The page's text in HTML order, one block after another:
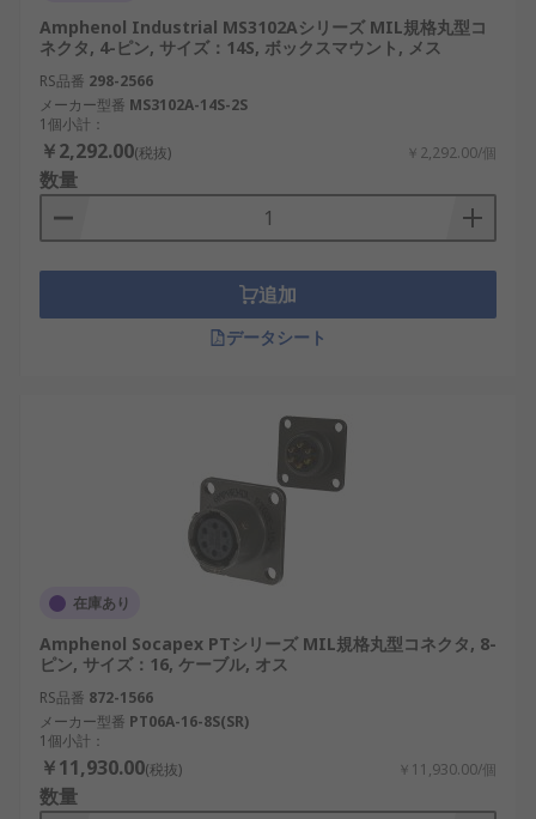
マイクロMIL規格丸型コネクタ
：小型化が求
められる用途向けで、ドローンや小型制御装
置などに適しています。
ミニ MIL規格丸型コネクタ
バランスが良く、自動車やFA機器向けに利用
されています。
バヨネットロック式コネクタ
脱可能な構造を持ち、保守性に優れていま
スレッドロック式コネクタ
い密閉性と安定性を提供。
MIL規格丸型コネクタの利点
MIL規格丸型コネクタは、高信頼性、耐環境性、柔
軟性など多くの利点を提供します。これらの特性に
より、日本の各産業分野で広く利用されています。
高い信頼性：過酷な環境下でも長期間の安定
動作が可能。例：再生可能エネルギー制御装
置の屋外設置、自動搬送車の接続系統
高い耐環境性
り、さまざまな現場に対応。例：日本の沿岸
部に設置された風力発電所、トンネル内設備
Amphenol Industrial MS3102Aシリーズ MIL規格丸型コ
ネクタ, 4-ピン, サイズ：14S, ボックスマウント, メス
RS品番 298-2566
メーカー型番 MS3102A-14S-2S
1個小計：
￥2,292.00(税抜) ￥2,292.00/個
数量
追加
データシート
在庫あり
Amphenol Socapex PTシリーズ MIL規格丸型コネクタ, 8-
ピン, サイズ：16, ケーブル, オス
RS品番 872-1566
メーカー型番 PT06A-16-8S(SR)
1個小計：
￥11,930.00(税抜) ￥11,930.00/個
数量